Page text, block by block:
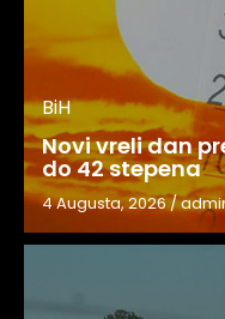
BiH
Novi vreli dan
do 42 stepena
4 Augusta, 2026/